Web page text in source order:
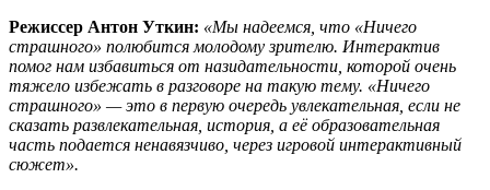
Режиссер Антон Уткин: «Мы надеемся, что «Ничего
страшного» полюбится молодому зрителю. Интерактив
помог нам избавиться от назидательности, которой очень
тяжело избежать в разговоре на такую тему. «Ничего
страшного» — это в первую очередь увлекательная, если не
сказать развлекательная, история, а её образовательная
часть подается ненавязчиво, через игровой интерактивный
сюжет».